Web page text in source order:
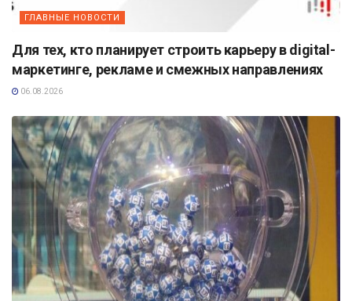
ГЛАВНЫЕ НОВОСТИ
Для тех, кто планирует строить карьеру в digital-
маркетинге, рекламе и смежных направлениях
06.08.2026